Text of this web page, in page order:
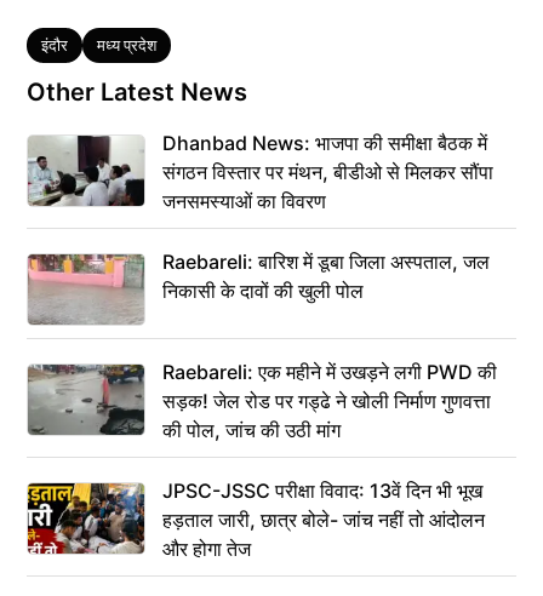
Tags
इंदौर मध्य प्रदेश
Other Latest News
Dhanbad News: भाजपा की समीक्षा बैठक में
संगठन विस्तार पर मंथन, बीडीओ से मिलकर सौंपा
जनसमस्याओं का विवरण
Raebareli: बारिश में डूबा जिला अस्पताल, जल
निकासी के दावों की खुली पोल
Raebareli: एक महीने में उखड़ने लगी PWD की
सड़क! जेल रोड पर गड्ढे ने खोली निर्माण गुणवत्ता
की पोल, जांच की उठी मांग
JPSC-JSSC परीक्षा विवाद: 13वें दिन भी भूख
हड़ताल जारी, छात्र बोले- जांच नहीं तो आंदोलन
और होगा तेज